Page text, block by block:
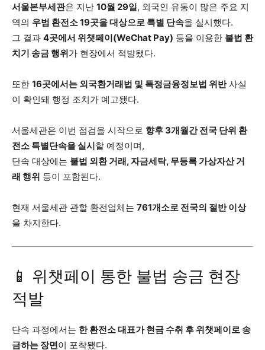
서울본부세관은 지난 10월 29일, 외국인 유동이 많은 주요 지
역의 우범 환전소 19곳을 대상으로 특별 단속을 실시했다.
그 결과 4곳에서 위챗페이(WeChat Pay) 등을 이용한 불법 환
치기 송금 행위가 현장에서 적발됐다.
또한 16곳에서는 외국환거래법 및 특정금융정보법 위반사실
이 확인돼 행정 조치가 예고됐다.
서울세관은 이번 점검을 시작으로 향후 3개월간 전국 단위 환
전소 특별단속을 실시할 예정이며,
단속 대상에는 불법 외환 거래, 자금세탁, 무등록 가상자산 거
래 행위 등이 포함된다.
현재 서울세관 관할 환전업체는 761개소로 전국의 절반 이상
을 차지한다.
📱 위챗페이 통한 불법 송금 현장
적발
단속 과정에서는 한 환전소 대표가 현금 수취 후 위챗페이로 송
금하는 장면이 포착됐다.